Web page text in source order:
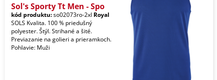
Sol's Sporty Tt Men - Spo
kód produktu:so02073ro-2xl Royal
SOLS Kvalita. 100 % priedušný
polyester. Štýl. Strihané a šité.
Previazanie na golieri a prieramkoch.
Pohlavie: Muži